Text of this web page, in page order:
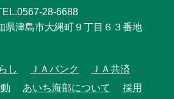
28-6688
県津島市大縄町９丁目６３番地
し ＪＡバンク
ＪＡ共済
あいち海部について
採用